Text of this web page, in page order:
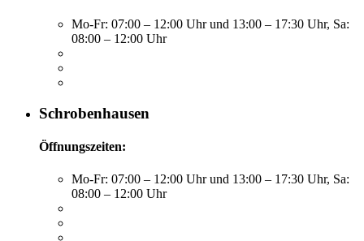
Mo-Fr: 07:00 – 12:00 Uhr und 13:00 – 17:30 Uhr, Sa:
08:00 – 12:00 Uhr
Schrobenhausen
Öffnungszeiten:
Mo-Fr: 07:00 – 12:00 Uhr und 13:00 – 17:30 Uhr, Sa:
08:00 – 12:00 Uhr